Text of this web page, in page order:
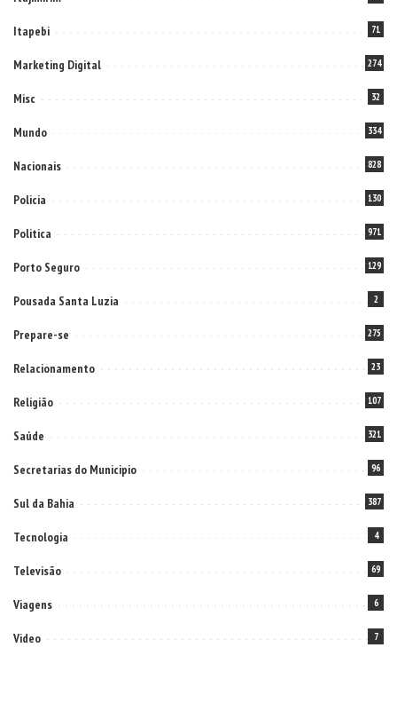
Itapebi 71
Marketing Digital 274
Misc 32
Mundo 334
Nacionais 828
Policia 130
Politica 971
Porto Seguro 129
Pousada Santa Luzia 2
Prepare-se 275
Relacionamento 23
Religião 107
Saúde 321
Secretarias do Municipio 96
Sul da Bahia 387
Tecnologia 4
Televisão 69
Viagens 6
Video 7